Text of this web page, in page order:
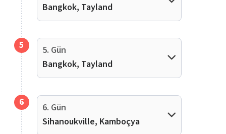
Bangkok, Tayland
5
5. Gün
Bangkok, Tayland
6
6. Gün
Sihanoukville, Kamboçya